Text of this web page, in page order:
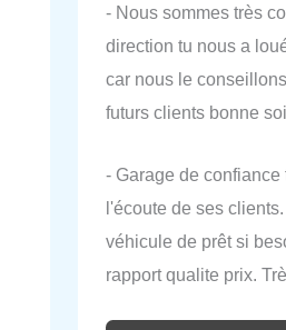
- Nous sommes très
direction tu nous a
car nous le
futurs clients bonne
- Garage de confiance
l'écoute de ses
véhicule de prêt si
rapport qualite prix.